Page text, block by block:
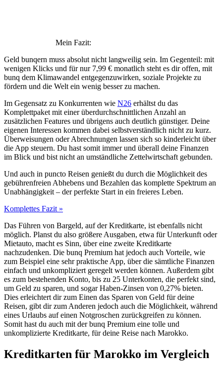
Mein Fazit:
Geld bunqern muss absolut nicht langweilig sein. Im Gegenteil: mit
wenigen Klicks und für nur 7,99 € monatlich steht es dir offen, mit
bunq dem Klimawandel entgegenzuwirken, soziale Projekte zu
fördern und die Welt ein wenig besser zu machen.
Im Gegensatz zu Konkurrenten wie N26 erhältst du das
Komplettpaket mit einer überdurchschnittlichen Anzahl an
zusätzlichen Features und übrigens auch deutlich günstiger. Deine
eigenen Interessen kommen dabei selbstverständlich nicht zu kurz.
Überweisungen oder Abrechnungen lassen sich so kinderleicht über
die App steuern. Du hast somit immer und überall deine Finanzen
im Blick und bist nicht an umständliche Zettelwirtschaft gebunden.
Und auch in puncto Reisen genießt du durch die Möglichkeit des
gebührenfreien Abhebens und Bezahlen das komplette Spektrum an
Unabhängigkeit – der perfekte Start in ein freieres Leben.
Komplettes Fazit »
Das Führen von Bargeld, auf der Kreditkarte, ist ebenfalls nicht
möglich. Planst du also größere Ausgaben, etwa für Unterkunft oder
Mietauto, macht es Sinn, über eine zweite Kreditkarte
nachzudenken. Die bunq Premium hat jedoch auch Vorteile, wie
zum Beispiel eine sehr praktische App, über die sämtliche Finanzen
einfach und unkompliziert geregelt werden können. Außerdem gibt
es zum bestehenden Konto, bis zu 25 Unterkonten, die perfekt sind,
um Geld zu sparen, und sogar Haben-Zinsen von 0,27% bieten.
Dies erleichtert dir zum Einen das Sparen von Geld für deine
Reisen, gibt dir zum Anderen jedoch auch die Möglichkeit, während
eines Urlaubs auf einen Notgroschen zurückgreifen zu können.
Somit hast du auch mit der bunq Premium eine tolle und
unkomplizierte Kreditkarte, für deine Reise nach Marokko.
Kreditkarten für Marokko im Vergleich